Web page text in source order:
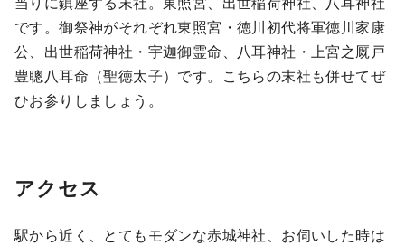
です。御祭神がそれぞれ東照宮・徳川初代将軍徳川家康
公、出世稲荷神社・宇迦御霊命、八耳神社・上宮之厩戸
豊聰八耳命（聖徳太子）です。こちらの末社も併せてぜ
ひお参りしましょう。
アクセス
駅から近く、とてもモダンな赤城神社、お伺いした時は